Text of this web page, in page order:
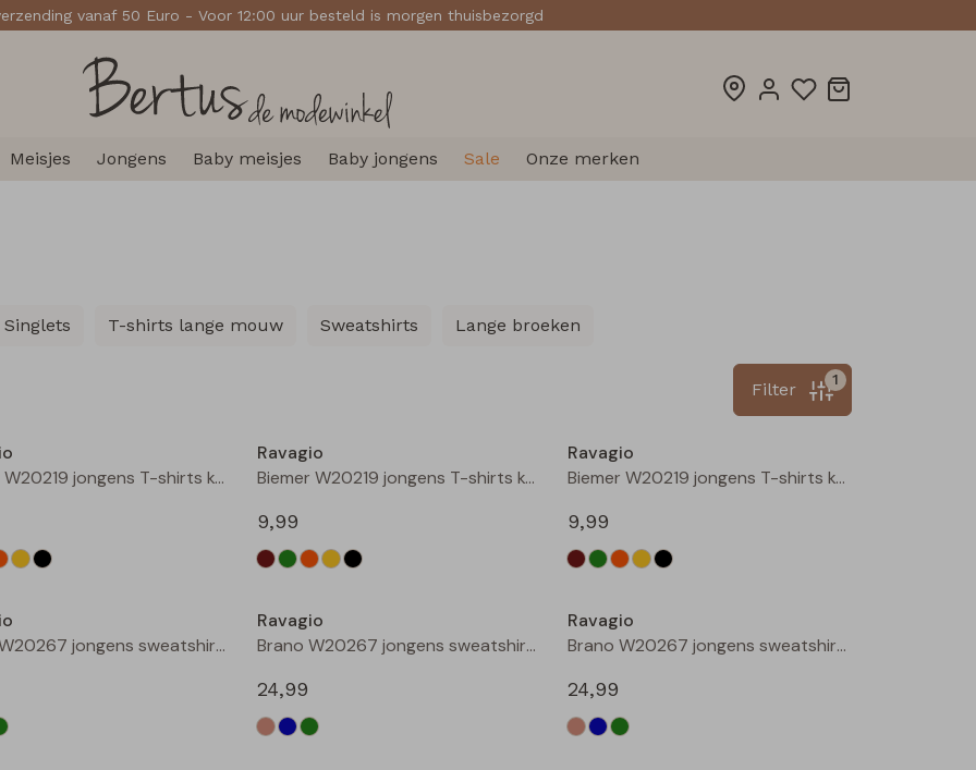
vanaf 50 Euro - Voor 12:00 uur besteld is morgen thuisbezorgd
Meisjes Jongens Baby meisjes Baby jongens Sale Onze merken
Singlets T-shirts lange mouw Sweatshirts Lange broeken
1
Filter
Biemer W20219 jongens T-shirts korte mouw Mint
Ravagio
Biemer W20219 jongens T-shirts korte mouw Oranje roest
9,99
Ravagio
Biemer W20219 jongens T-shirts korte mouw Geel
9,99
Brano W20267 jongens sweatshirt Zand
Ravagio
Brano W20267 jongens sweatshirt Raf
24,99
Ravagio
Brano W20267 jongens sweatshirt Mint
24,99